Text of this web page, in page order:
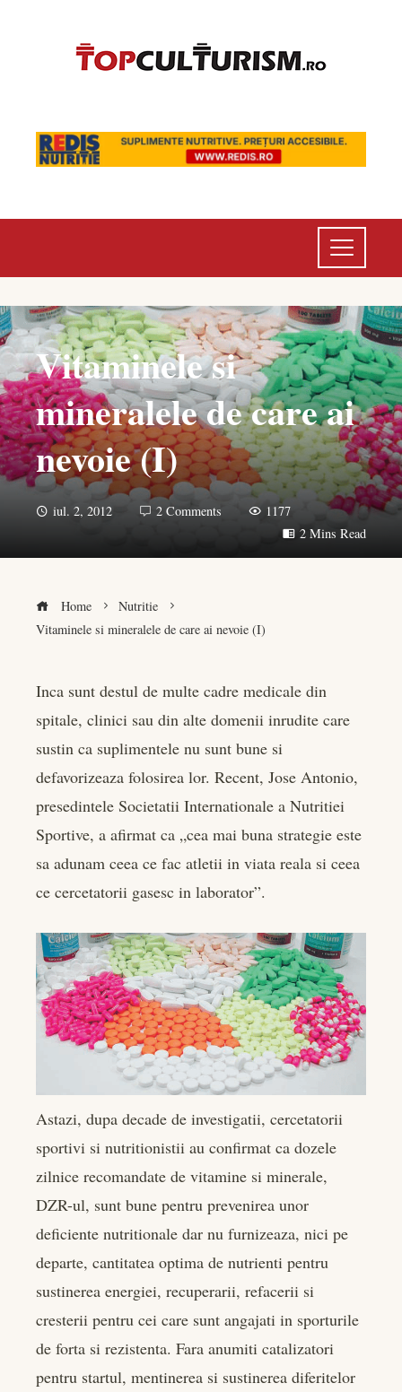
Vitaminele si
mineralele de care ai
nevoie (I)
iul. 2, 2012 2 Comments
1177
2 Mins Read
Home
Nutritie
Vitaminele si mineralele de care ai nevoie (I)
Inca sunt destul de multe cadre medicale din
spitale, clinici sau din alte domenii inrudite care
sustin ca suplimentele nu sunt bune si
defavorizeaza folosirea lor. Recent, Jose Antonio,
presedintele Societatii Internationale a Nutritiei
Sportive, a afirmat ca „cea mai buna strategie este
sa adunam ceea ce fac atletii in viata reala si ceea
ce cercetatorii gasesc in laborator”.
Astazi, dupa decade de investigatii, cercetatorii
sportivi si nutritionistii au confirmat ca dozele
zilnice recomandate de vitamine si minerale,
DZR-ul, sunt bune pentru prevenirea unor
deficiente nutritionale dar nu furnizeaza, nici pe
departe, cantitatea optima de nutrienti pentru
sustinerea energiei, recuperarii, refacerii si
cresterii pentru cei care sunt angajati in sporturile
de forta si rezistenta. Fara anumiti catalizatori
pentru startul, mentinerea si sustinerea diferitelor